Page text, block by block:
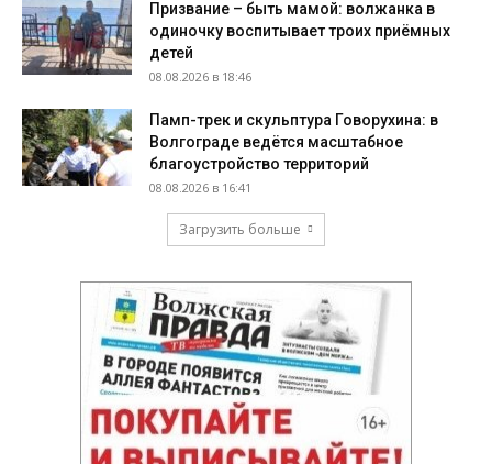
Призвание – быть мамой: волжанка в
одиночку воспитывает троих приёмных
детей
08.08.2026 в 18:46
Памп-трек и скульптура Говорухина: в
Волгограде ведётся масштабное
благоустройство территорий
08.08.2026 в 16:41
Загрузить больше